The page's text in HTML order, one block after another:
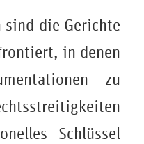
die Gerichte
in denen
zu
Schlüssel